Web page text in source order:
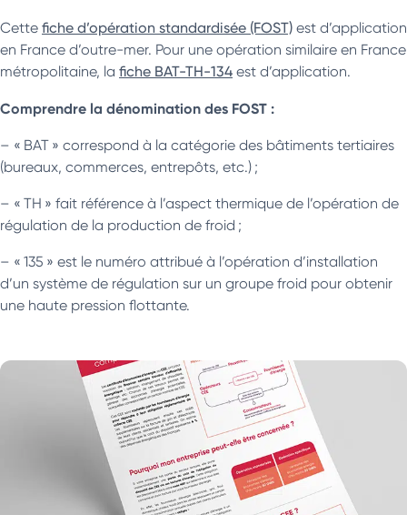
Cette fiche d’opération standardisée (FOST) est d’application
en France d’outre-mer. Pour une opération similaire en France
métropolitaine, la fiche BAT-TH-134 est d’application.
Comprendre la dénomination des FOST :
– « BAT » correspond à la catégorie des bâtiments tertiaires
(bureaux, commerces, entrepôts, etc.) ;
– « TH » fait référence à l’aspect thermique de l’opération de
régulation de la production de froid ;
– « 135 » est le numéro attribué à l’opération d’installation
d’un système de régulation sur un groupe froid pour obtenir
une haute pression flottante.